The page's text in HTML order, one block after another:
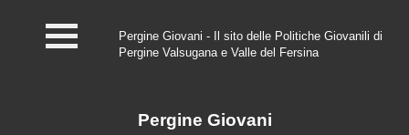
#InfoPoint
Pergine Giovani - Il sito delle Politiche Giovanili di
Pergine Valsugana e Valle del Fersina
Pergine Giovani